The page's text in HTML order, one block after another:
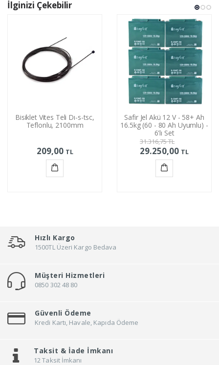
İlginizi Çekebilir
Bisiklet Vites Teli Dı-s-tsc,
Teflonlu, 2100mm
209,00 TL
Safir Jel Akü 12 V - 58+ Ah
16.5kg (60 - 80 Ah Uyumlu) -
6'lı Set
31.316,75TL
29.250,00 TL
Hızlı Kargo
1500TL Üzeri Kargo Bedava
Müşteri Hizmetleri
0850 302 48 80
Güvenli Ödeme
Kredi Kartı, Havale, Kapıda Ödeme
Taksit & İade İmkanı
12 Taksit İmkanı